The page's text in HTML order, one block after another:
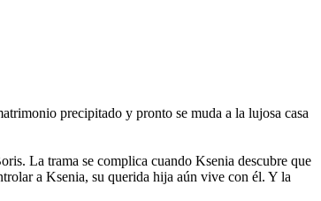
precipitado y pronto se muda a la lujosa casa
La trama se complica cuando Ksenia descubre que
a Ksenia, su querida hija aún vive con él. Y la